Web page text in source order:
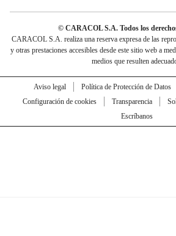
© CARACOL S.A. Todos los
CARACOL S.A. realiza una reserva expresa de las
y otras prestaciones accesibles desde este sitio web a
medios que resulten
Aviso legal Política de Protección de Datos
Configuración de cookies
Transparencia
Escríbanos